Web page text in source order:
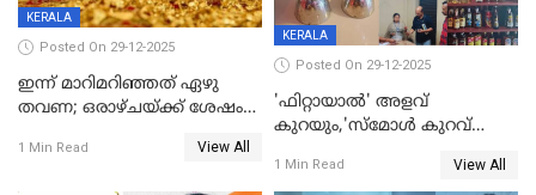
KERALA
Posted On 29-12-2025
ഇന്ന് മാറിമറിഞ്ഞത് ഏഴു
തവണ; ഒരാഴ്ചയ്ക്ക് ശേഷം
1 Min Read View All
KERALA
Posted On 29-12-2025
'ഫിറ്റായാൽ' അളവ്
കുറയും,'സ്‌മോൾ കുറവ്
പിഴ
1 Min Read View All